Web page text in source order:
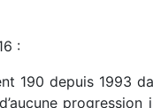
:
190 depuis 1993
progression